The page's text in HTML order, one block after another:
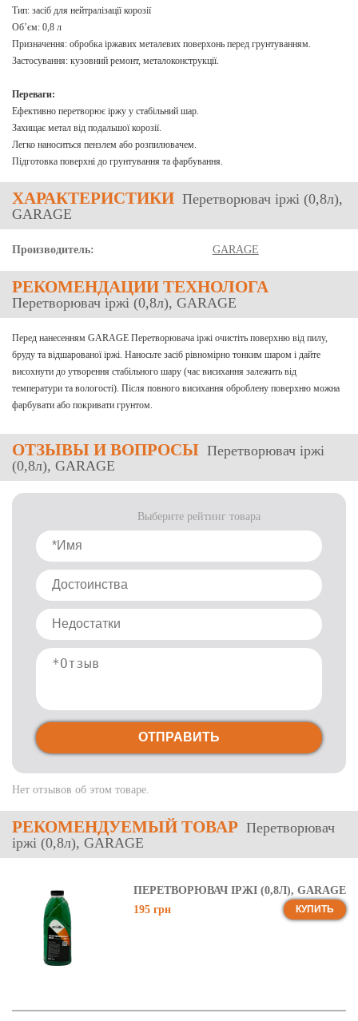
Тип: засіб для нейтралізації корозії
Об’єм: 0,8 л
Призначення: обробка іржавих металевих поверхонь перед грунтуванням.
Застосування: кузовний ремонт, металоконструкції.
Переваги:
Ефективно перетворює іржу у стабільний шар.
Захищає метал від подальшої корозії.
Легко наноситься пензлем або розпилювачем.
Підготовка поверхні до грунтування та фарбування.
ХАРАКТЕРИСТИКИ Перетворювач іржі (0,8л),
GARAGE
Производитель: GARAGE
РЕКОМЕНДАЦИИ ТЕХНОЛОГА
Перетворювач іржі (0,8л), GARAGE
Перед нанесенням GARAGE Перетворювача іржі очистіть поверхню від пилу,
бруду та відшарованої іржі. Наносьте засіб рівномірно тонким шаром і дайте
висохнути до утворення стабільного шару (час висихання залежить від
температури та вологості). Після повного висихання оброблену поверхню можна
фарбувати або покривати грунтом.
ОТЗЫВЫ И ВОПРОСЫ Перетворювач іржі
(0,8л), GARAGE
Нет отзывов об этом товаре.
Выберите рейтинг товара
ОТПРАВИТЬ
РЕКОМЕНДУЕМЫЙ ТОВАР Перетворювач
іржі (0,8л), GARAGE
ПЕРЕТВОРЮВАЧ ІРЖІ (0,8Л), GARAGE
195 грн
КУПИТЬ